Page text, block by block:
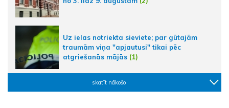
Uz ielas notriekta sieviete; par gūtajām
traumām viņa "apjautusi" tikai pēc
atgriešanās mājās (1)
skatīt nākošo